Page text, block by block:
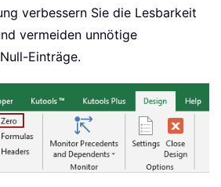
verbessern Sie die Lesbarkeit
vermeiden unnötige
Einträge.